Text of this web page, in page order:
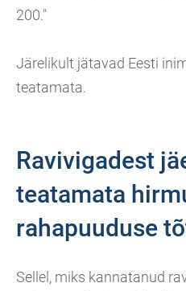
200."
Järelikult jätavad Eesti
teatamata.
Ravivigadest
teatamata
rahapuuduse
Sellel, miks kannatanud